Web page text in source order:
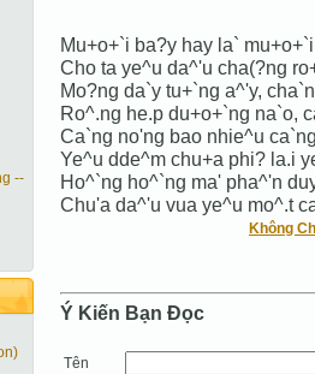
--
Mu+o+`i ba?y hay la`
Cho ta ye^u da^'u cha(?ng
Mo?ng da`y tu+`ng a^'y,
Ro^.ng he.p du+o+`ng na`o,
Ca`ng no'ng bao nhie^u
Ye^u dde^m chu+a phi? la.i
Ho^`ng ho^`ng ma' pha^'n
Chu'a da^'u vua ye^u mo^.t
Không
Ý Kiến Bạn Ðọc
Tên